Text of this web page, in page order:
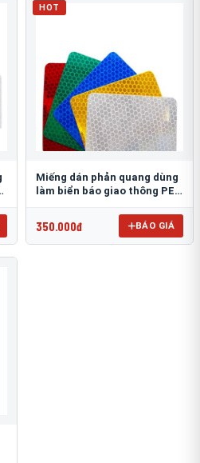
HOT
Miếng dán phản quang dùng
làm biển báo giao thông PEG
350.000đ BÁO GIÁ